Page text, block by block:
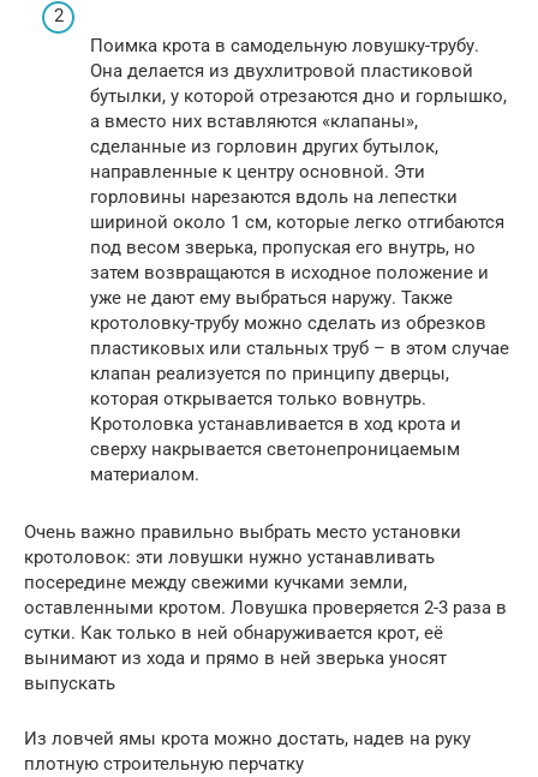
Поимка крота в самодельную ловушку-трубу.
Она делается из двухлитровой пластиковой
бутылки, у которой отрезаются дно и горлышко,
а вместо них вставляются «клапаны»,
сделанные из горловин других бутылок,
направленные к центру основной. Эти
горловины нарезаются вдоль на лепестки
шириной около 1 см, которые легко отгибаются
под весом зверька, пропуская его внутрь, но
затем возвращаются в исходное положение и
уже не дают ему выбраться наружу. Также
кротоловку-трубу можно сделать из обрезков
пластиковых или стальных труб – в этом случае
клапан реализуется по принципу дверцы,
которая открывается только вовнутрь.
Кротоловка устанавливается в ход крота и
сверху накрывается светонепроницаемым
материалом.
Очень важно правильно выбрать место установки
кротоловок: эти ловушки нужно устанавливать
посередине между свежими кучками земли,
оставленными кротом. Ловушка проверяется 2-3 раза в
сутки. Как только в ней обнаруживается крот, её
вынимают из хода и прямо в ней зверька уносят
выпускать
Из ловчей ямы крота можно достать, надев на руку
плотную строительную перчатку